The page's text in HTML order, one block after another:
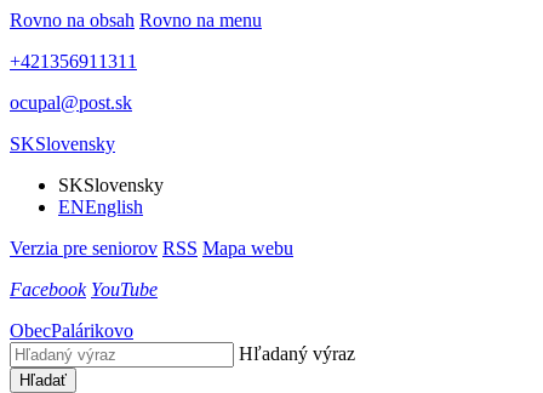
Rovno na obsah Rovno na menu
+421356911311
ocupal@post.sk
SKSlovensky
SKSlovensky
ENEnglish
Verzia pre seniorov RSS Mapa webu
Facebook YouTube
ObecPalárikovo
Hľadaný výraz
Hľadať